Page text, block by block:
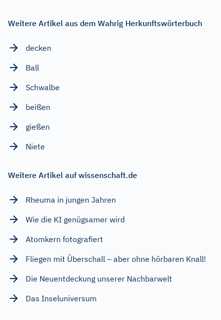
Weitere Artikel aus dem Wahrig Herkunftswörterbuch
decken
Ball
Schwalbe
beißen
gießen
Niete
Weitere Artikel auf wissenschaft.de
Rheuma in jungen Jahren
Wie die KI genügsamer wird
Atomkern fotografiert
Fliegen mit Überschall – aber ohne hörbaren Knall!
Die Neuentdeckung unserer Nachbarwelt
Das Inseluniversum